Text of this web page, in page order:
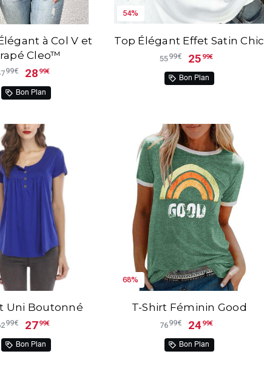
à Col V et
Cleo™
99€ 28 99€
Bon Plan
54%
Top Élégant Effet Satin Chic
5599€ 25 99€
Bon Plan
Uni Boutonné
99€ 2799€
Bon Plan
68%
T-Shirt Féminin Good
7699€ 24 99€
Bon Plan